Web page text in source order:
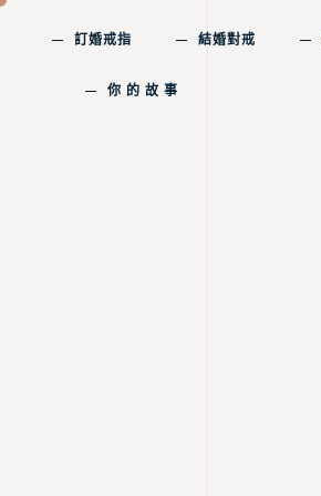
訂婚戒指 結婚對戒
你 的 故 事